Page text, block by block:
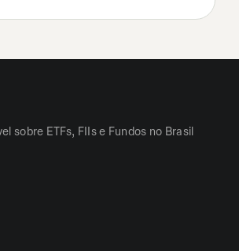
sobre ETFs, FIIs e Fundos no Brasil